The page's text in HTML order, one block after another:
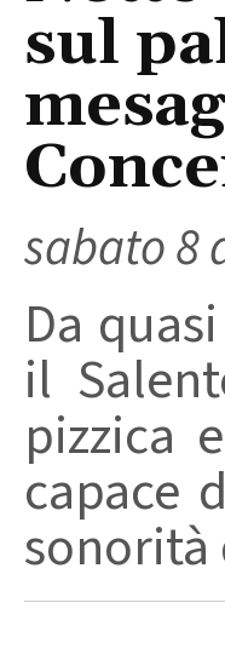
sul
sabato 8
Da
il
pizzica
capace
sonorità